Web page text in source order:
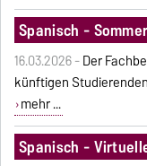
Spanisch -
16.03.2026 -Der
künftigen
mehr ...
Spanisch -